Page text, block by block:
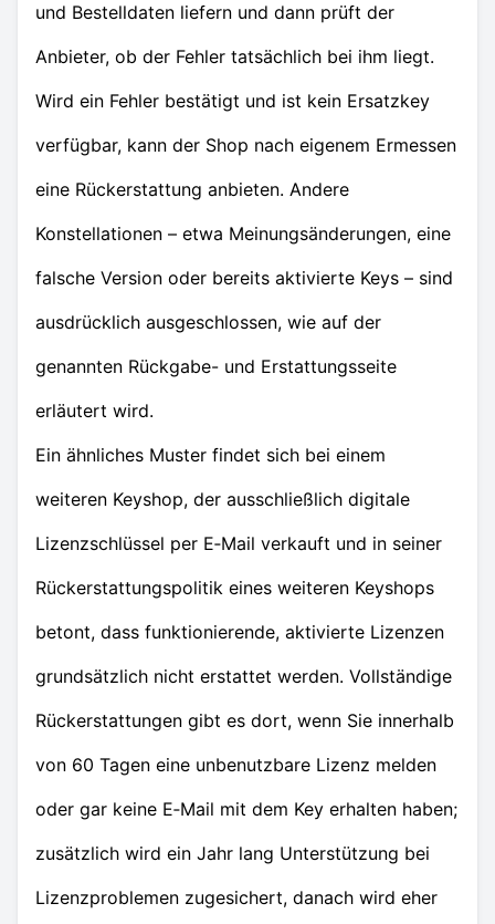
und Bestelldaten liefern und dann prüft der
Anbieter, ob der Fehler tatsächlich bei ihm liegt.
Wird ein Fehler bestätigt und ist kein Ersatzkey
verfügbar, kann der Shop nach eigenem Ermessen
eine Rückerstattung anbieten. Andere
Konstellationen – etwa Meinungsänderungen, eine
falsche Version oder bereits aktivierte Keys – sind
ausdrücklich ausgeschlossen, wie auf der
genannten Rückgabe- und Erstattungsseite
erläutert wird.
Ein ähnliches Muster findet sich bei einem
weiteren Keyshop, der ausschließlich digitale
Lizenzschlüssel per E‑Mail verkauft und in seiner
Rückerstattungspolitik eines weiteren Keyshops
betont, dass funktionierende, aktivierte Lizenzen
grundsätzlich nicht erstattet werden. Vollständige
Rückerstattungen gibt es dort, wenn Sie innerhalb
von 60 Tagen eine unbenutzbare Lizenz melden
oder gar keine E‑Mail mit dem Key erhalten haben;
zusätzlich wird ein Jahr lang Unterstützung bei
Lizenzproblemen zugesichert, danach wird eher